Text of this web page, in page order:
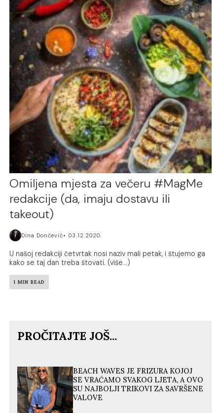
Omiljena mjesta za večeru #MagMe
redakcije (da, imaju dostavu ili
takeout)
Dina Dončević 03.12.2020.
U našoj redakciji četvrtak nosi naziv mali petak, i štujemo ga
kako se taj dan treba štovati. (više…)
1 MIN READ
PROČITAJTE JOŠ...
BEACH WAVES JE FRIZURA KOJOJ
SE VRAĆAMO SVAKOG LJETA, A OVO
SU NAJBOLJI TRIKOVI ZA SAVRŠENE
VALOVE